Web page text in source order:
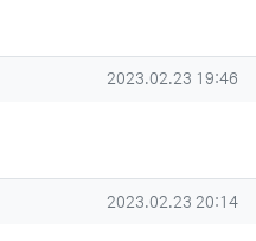
작성일
2023.02.23 19:46
작성일
2023.02.23 20:14